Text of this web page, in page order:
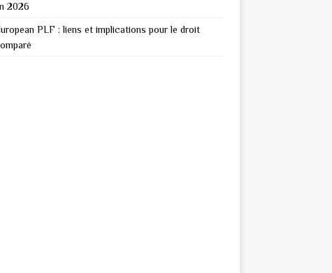
2026
PLF : liens et implications pour le droit